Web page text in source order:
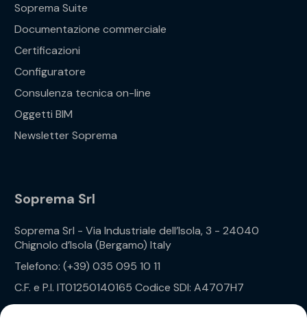
Soprema Suite
Documentazione commerciale
Certificazioni
Configuratore
Consulenza tecnica on-line
Oggetti BIM
Newsletter Soprema
Soprema Srl
Soprema Srl - Via Industriale dell’Isola, 3 - 24040
Chignolo d’Isola (Bergamo) Italy
Telefono: (+39) 035 095 10 11
C.F. e P.I. IT01250140165 Codice SDI: A4707H7
Privacy Policy